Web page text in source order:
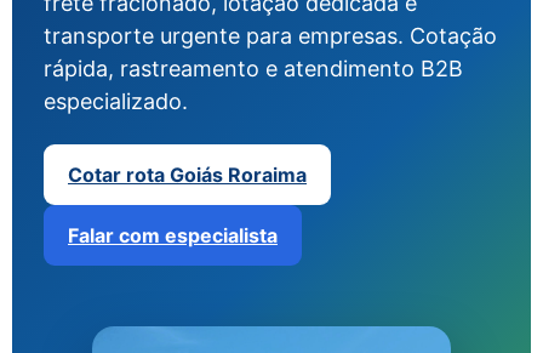
transporte urgente para empresas. Cotação
rápida, rastreamento e atendimento B2B
especializado.
Cotar rota Goiás Roraima
Falar com especialista